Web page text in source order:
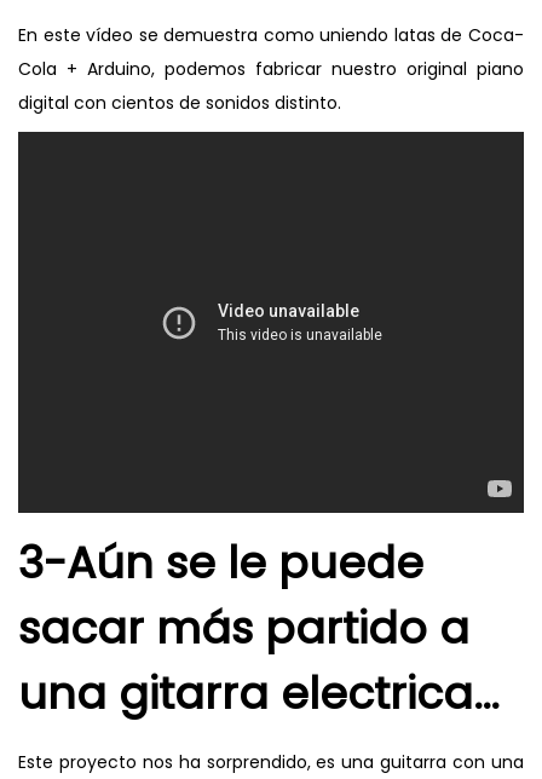
En este vídeo se demuestra como uniendo latas de Coca-
Cola + Arduino, podemos fabricar nuestro original piano
digital con cientos de sonidos distinto.
3-Aún se le puede
sacar más partido a
una gitarra electrica…
Este proyecto nos ha sorprendido, es una guitarra con una